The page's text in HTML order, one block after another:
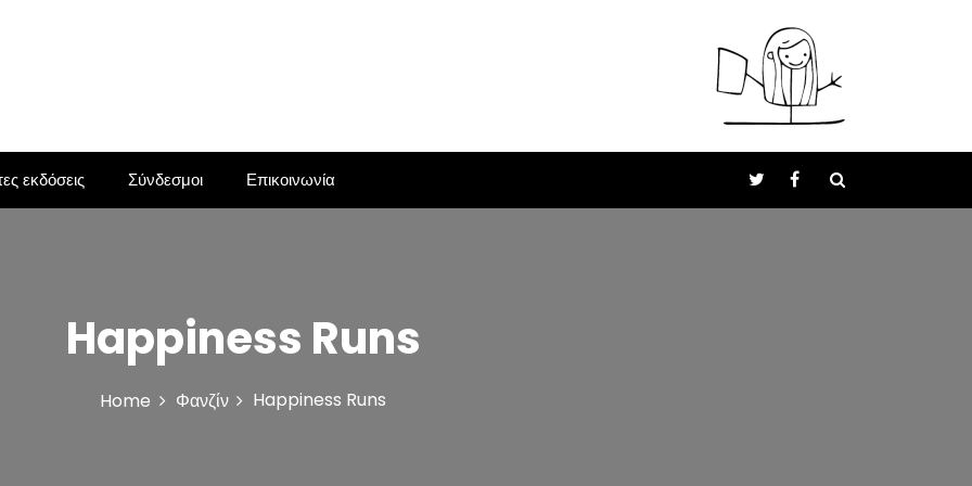
εκδόσεις Σύνδεσμοι Επικοινωνία
Happiness Runs
Home Φανζίν Happiness Runs